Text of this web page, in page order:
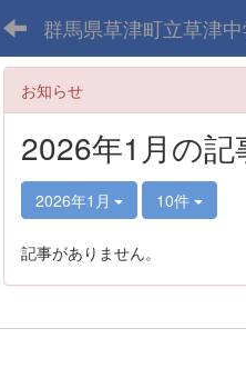
群馬県草津町立草津
お知らせ
2026年1月の記
2026年1月 10件
記事がありません。